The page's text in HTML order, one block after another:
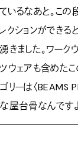
いるなあと。この
クションができる
きました。ワーク
ウェアも含めた
リーは〈BEAMS
屋台骨なんです